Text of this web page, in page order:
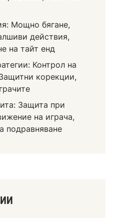
Мощно бягане,
действия,
на тайт енд
Контрол на
корекции,
Защита при
на играча,
подравняване